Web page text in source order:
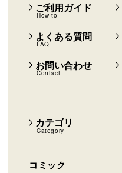
カテゴリ
Category
コミック
ご利用ガイド
How to
よくある質問
FAQ
お問い合わせ
Contact